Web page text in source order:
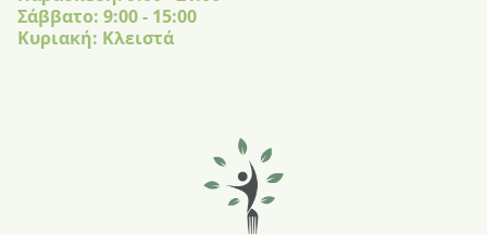
Σάββατο: 9:00 - 15:00
Κυριακή: Κλειστά